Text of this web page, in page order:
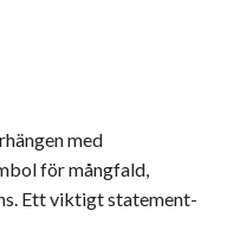
med
för mångfald,
Ett viktigt statement-